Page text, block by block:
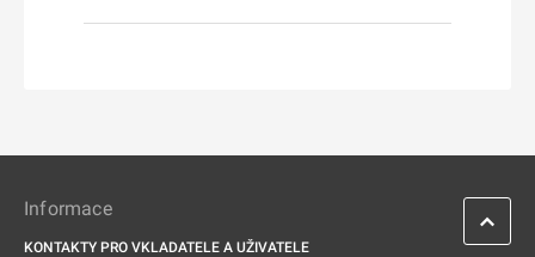
Informace
KONTAKTY PRO VKLADATELE A UŽIVATELE